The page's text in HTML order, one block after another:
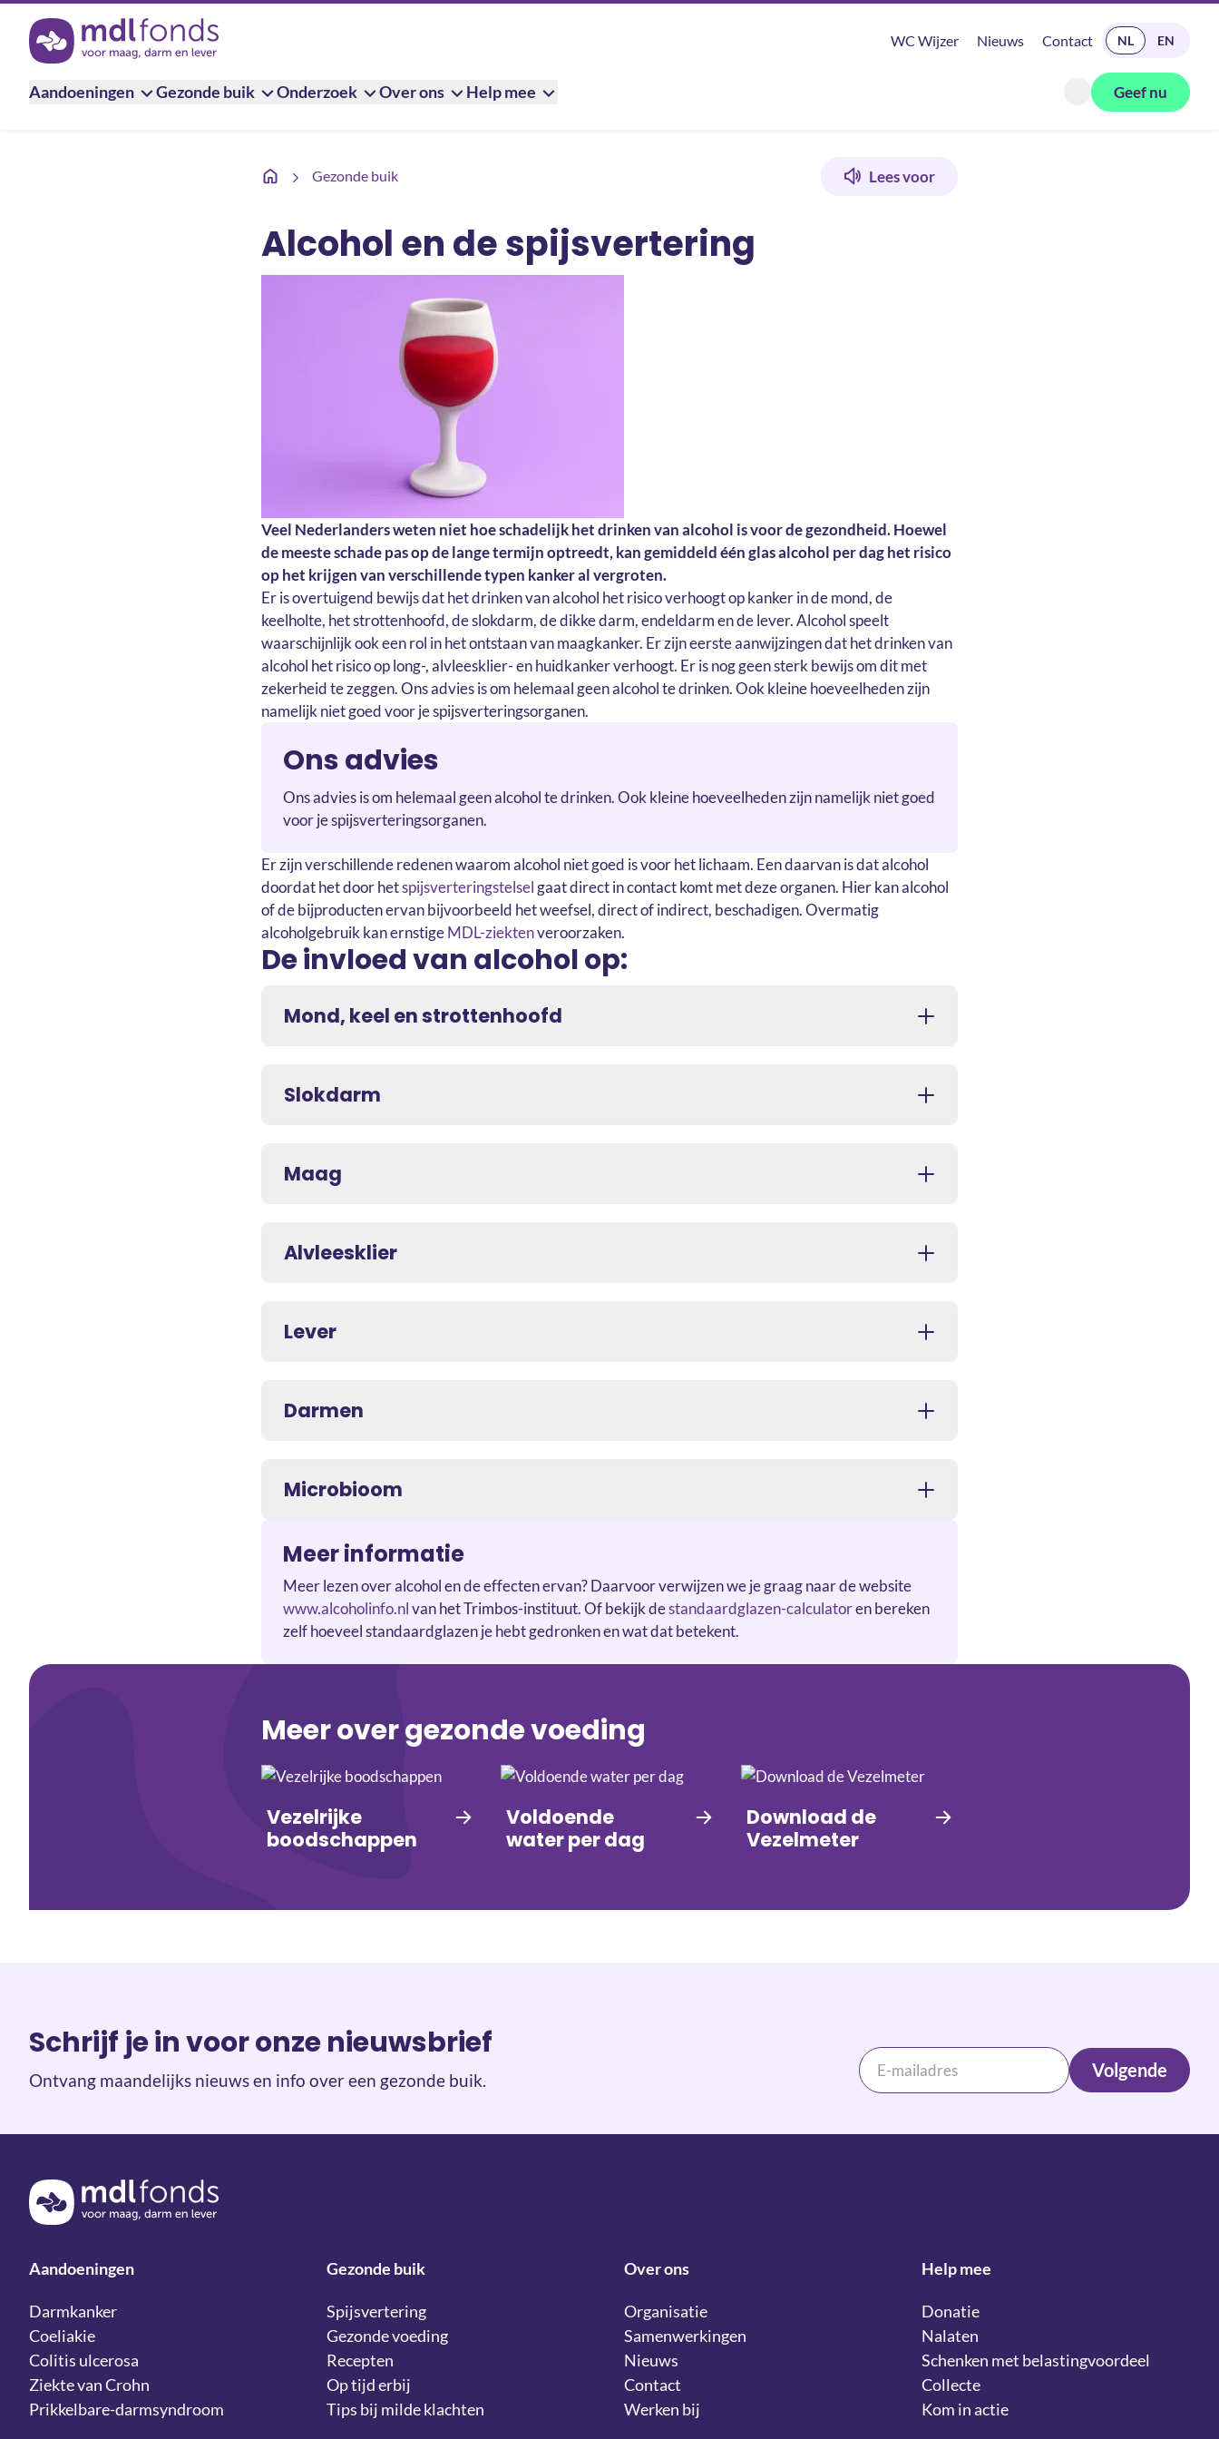
Terug naar de homepage
WC Wijzer Nieuws Contact READ IN ENGLISH
NL EN
Aandoeningen Gezonde buik Onderzoek Over ons Help mee
Zoeken openen
Geef nu
Gezonde buik
Alcohol en de spijsvertering
Lees voor
Alcohol en de spijsvertering
Veel Nederlanders weten niet hoe schadelijk het drinken van alcohol is voor de gezondheid. Hoewel
de meeste schade pas op de lange termijn optreedt, kan gemiddeld één glas alcohol per dag het risico
op het krijgen van verschillende typen kanker al vergroten.
Er is overtuigend bewijs dat het drinken van alcohol het risico verhoogt op kanker in de mond, de
keelholte, het strottenhoofd, de slokdarm, de dikke darm, endeldarm en de lever. Alcohol speelt
waarschijnlijk ook een rol in het ontstaan van maagkanker. Er zijn eerste aanwijzingen dat het drinken van
alcohol het risico op long-, alvleesklier- en huidkanker verhoogt. Er is nog geen sterk bewijs om dit met
zekerheid te zeggen. Ons advies is om helemaal geen alcohol te drinken. Ook kleine hoeveelheden zijn
namelijk niet goed voor je spijsverteringsorganen.
Ons advies
Ons advies is om helemaal geen alcohol te drinken. Ook kleine hoeveelheden zijn namelijk niet goed
voor je spijsverteringsorganen.
Er zijn verschillende redenen waarom alcohol niet goed is voor het lichaam. Een daarvan is dat alcohol
doordat het door hetspijsverteringstelselgaat direct in contact komt met deze organen. Hier kan alcohol
of de bijproducten ervan bijvoorbeeld het weefsel, direct of indirect, beschadigen. Overmatig
alcoholgebruik kan ernstigeMDL-ziektenveroorzaken.
De invloed van alcohol op:
Mond, keel en strottenhoofd
Slokdarm
Maag
Alvleesklier
Lever
Darmen
Microbioom
Meer informatie
Meer lezen over alcohol en de effecten ervan? Daarvoor verwijzen we je graag naar de website
www.alcoholinfo.nlvan het Trimbos-instituut. Of bekijk destandaardglazen-calculatoren bereken
zelf hoeveel standaardglazen je hebt gedronken en wat dat betekent.
Meer over gezonde voeding
Vezelrijke
boodschappen
Voldoende
water per dag
Download de
Vezelmeter
Schrijf je in voor onze nieuwsbrief
Ontvang maandelijks nieuws en info over een gezonde buik. Volgende
Terug naar de homepage
Aandoeningen
Darmkanker
Coeliakie
Colitis ulcerosa
Ziekte van Crohn
Prikkelbare-darmsyndroom
Gezonde buik
Spijsvertering
Gezonde voeding
Recepten
Op tijd erbij
Tips bij milde klachten
Over ons
Organisatie
Samenwerkingen
Nieuws
Contact
Werken bij
Help mee
Donatie
Nalaten
Schenken met belastingvoordeel
Collecte
Kom in actie